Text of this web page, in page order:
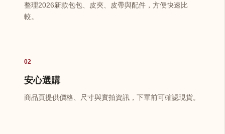
整理2026新款包包、皮夾、皮帶與配件，方便快速比
較。
02
安心選購
商品頁提供價格、尺寸與實拍資訊，下單前可確認現貨。